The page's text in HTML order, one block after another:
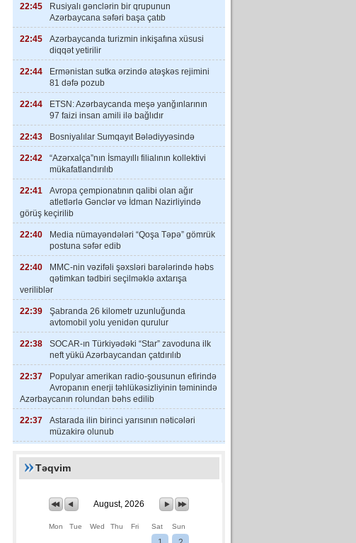
22:45
Rusiyalı gənclərin bir qrupunun
Azərbaycana səfəri başa çatıb
22:45
Azərbaycanda turizmin inkişafına xüsusi
diqqət yetirilir
22:44
Ermənistan sutka ərzində atəşkəs rejimini
81 dəfə pozub
22:44
ETSN: Azərbaycanda meşə yanğınlarının
97 faizi insan amili ilə bağlıdır
22:43 Bosniyalılar Sumqayıt Bələdiyyəsində
22:42
“Azərxalça”nın İsmayıllı filialının kollektivi
mükafatlandırılıb
22:41
Avropa çempionatının qalibi olan ağır
atletlərlə Gənclər və İdman Nazirliyində
görüş keçirilib
22:40
Media nümayəndələri “Qoşa Təpə” gömrük
postuna səfər edib
22:40
MMC-nin vəzifəli şəxsləri barələrində həbs
qətimkan tədbiri seçilməklə axtarışa
veriliblər
22:39
Şabranda 26 kilometr uzunluğunda
avtomobil yolu yenidən qurulur
22:38
SOCAR-ın Türkiyədəki “Star” zavoduna ilk
neft yükü Azərbaycandan çatdırılıb
22:37
Populyar amerikan radio-şousunun efirində
Avropanın enerji təhlükəsizliyinin təminində
Azərbaycanın rolundan bəhs edilib
22:37
Astarada ilin birinci yarısının nəticələri
müzakirə olunub
Təqvim
August, 2026
Mon Tue Wed Thu Fri Sat Sun